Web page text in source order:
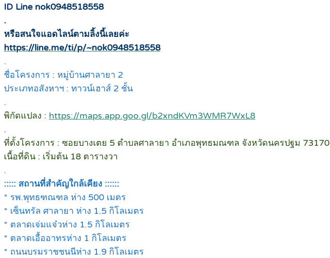
ID Line nok0948518558
.
หรือสนใจแอดไลน์ตามลิ้งนี้เลยค่ะ
https://line.me/ti/p/~nok0948518558
.
ชื่อโครงการ : หมู่บ้านศาลายา 2
ประเภทอสังหาฯ : ทาวน์เฮาส์ 2 ชั้น
.
พิกัดแปลง : https://maps.app.goo.gl/b2xndKVm3WMR7WxL8
.
ที่ตั้งโครงการ : ซอยบางเตย 5 ตำบลศาลายา อำเภอพุทธมณฑล จังหวัดนครปฐม 73170
เนื้อที่ดิน : เริ่มต้น 18 ตารางวา
.
::::: สถานที่สำคัญใกล้เคียง ::::::
* รพ.พุทธฑณฑล ห่าง 500 เมตร
* เซ็นทรัล ศาลายา ห่าง 1.5 กิโลเมตร
* ตลาดเจ่มแจ๋วห่าง 1.5 กิโลเมตร
* ตลาดเอื้ออาทรห่าง 1 กิโลเมตร
* ถนนบรมราชชนนีห่าง 1.9 กิโลเมตร